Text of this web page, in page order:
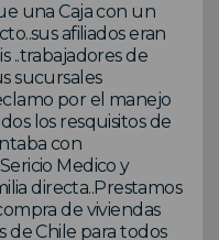
una Caja con un
afiliados eran
..trabajadores de
sucursales
por el manejo
los resquisitos de
con
Medico y
directa..Prestamos
de viviendas
de Chile para todos